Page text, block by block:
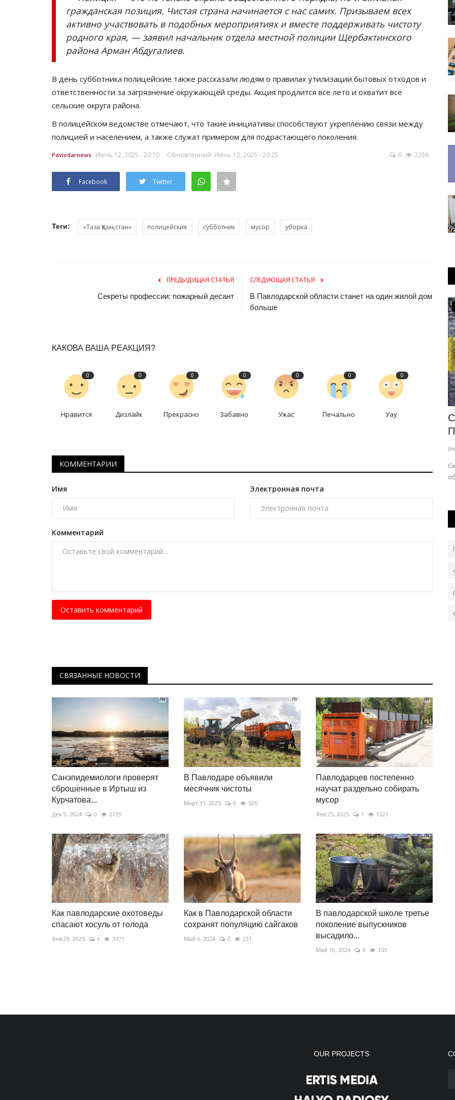
гражданская позиция. Чистая страна начинается с нас самих. Призываем всех
активно участвовать в подобных мероприятиях и вместе поддерживать чистоту
родного края, — заявил начальник отдела местной полиции Щербактинского
района Арман Абдугалиев.
В день субботника полицейские также рассказали людям о правилах утилизации бытовых отходов и
ответственности за загрязнение окружающей среды. Акция продлится все лето и охватит все
сельские округа района.
В полицейском ведомстве отмечают, что такие инициативы способствуют укреплению связи между
полицией и населением, а также служат примером для подрастающего поколения.
Pavlodarnews Июнь 12, 2025 - 20:10 Обновленный: Июнь 12, 2025 - 20:25 0 2258
Facebook Twitter
Теги: «Таза Қазақстан» полицейские субботник мусор уборка
ПРЕДЫДУЩАЯ СТАТЬЯ
Секреты профессии: пожарный десант
СЛЕДУЮЩАЯ СТАТЬЯ
В Павлодарской области станет на один жилой дом
больше
КАКОВА ВАША РЕАКЦИЯ?
0
Нравится
0
Дизлайк
0
Прекрасно
0
Забавно
0
Ужас
0
Печально
0
Уау
КОММЕНТАРИИ
Имя Электронная почта
Комментарий
Оставить комментарий
СВЯЗАННЫЕ НОВОСТИ
Санэпидемиологи проверят
сброшенные в Иртыш из
Курчатова...
Дек 9, 2024 0 2719
В Павлодаре объявили
месячник чистоты
Март 31, 2025 0 526
Павлодарцев постепенно
научат раздельно собирать
мусор
Янв 25, 2025 1 1321
Как павлодарские охотоведы
спасают косуль от голода
Янв 29, 2025 1 3371
Как в Павлодарской области
сохранят популяцию сайгаков
Май 6, 2024 0 231
В павлодарской школе третье
поколение выпускников
высадило...
Май 10, 2024 0 153
В Павлодаре впервые прошел
Наши земляки выступили блестяще.
Инфраструктура
В Экибастузе реконструируют
OUR PROJECTS